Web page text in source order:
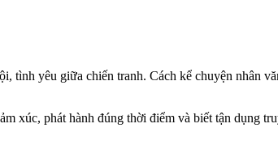
yêu giữa chiến tranh. Cách kể chuyện nhân
xúc, phát hành đúng thời điểm và biết tận dụng